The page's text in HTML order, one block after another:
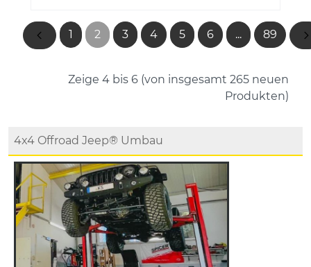
1 2 3 4 5 6 ... 89
Zeige 4 bis 6 (von insgesamt 265 neuen
Produkten)
4x4 Offroad Jeep® Umbau